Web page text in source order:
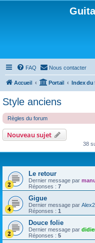
FAQ Nous contacter
Accueil Portail
Style anciens
Règles du forum
Nouveau sujet
38
Le retour
Dernier message par
Réponses : 7
Gigue
Dernier message par
Réponses : 1
Douce folie
Dernier message par
Réponses : 5